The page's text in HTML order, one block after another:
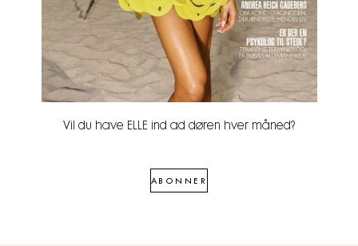
Vil du have ELLE ind ad døren hver måned?
ABONNER